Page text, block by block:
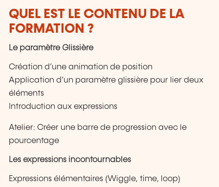
QUEL EST LE CONTENU DE LA
FORMATION ?
Le paramètre Glissière
Création d’une animation de position
Application d’un paramètre glissière pour lier deux
éléments
Introduction aux expressions
Atelier: Créer une barre de progression avec le
pourcentage
Les expressions incontournables
Expressions élémentaires (Wiggle, time, loop)